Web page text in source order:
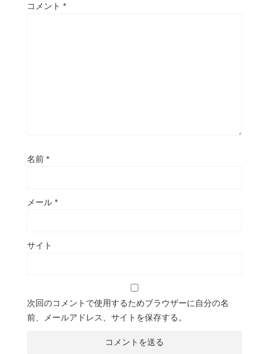
コメント *
名前 *
メール *
サイト
次回のコメントで使用するためブラウザーに自分の名
前、メールアドレス、サイトを保存する。